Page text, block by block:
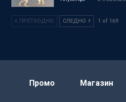
ПРЕТХОДНО СЛЕДНО 1 of 169
Промо Магазин